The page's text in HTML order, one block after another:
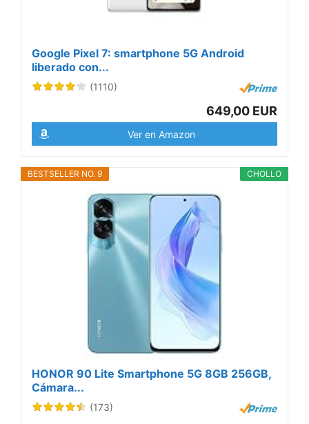
Google Pixel 7: smartphone 5G Android
liberado con...
(1110)
649,00 EUR
Ver en Amazon
CHOLLO
BESTSELLER NO. 9
HONOR 90 Lite Smartphone 5G 8GB 256GB,
Cámara...
(173)